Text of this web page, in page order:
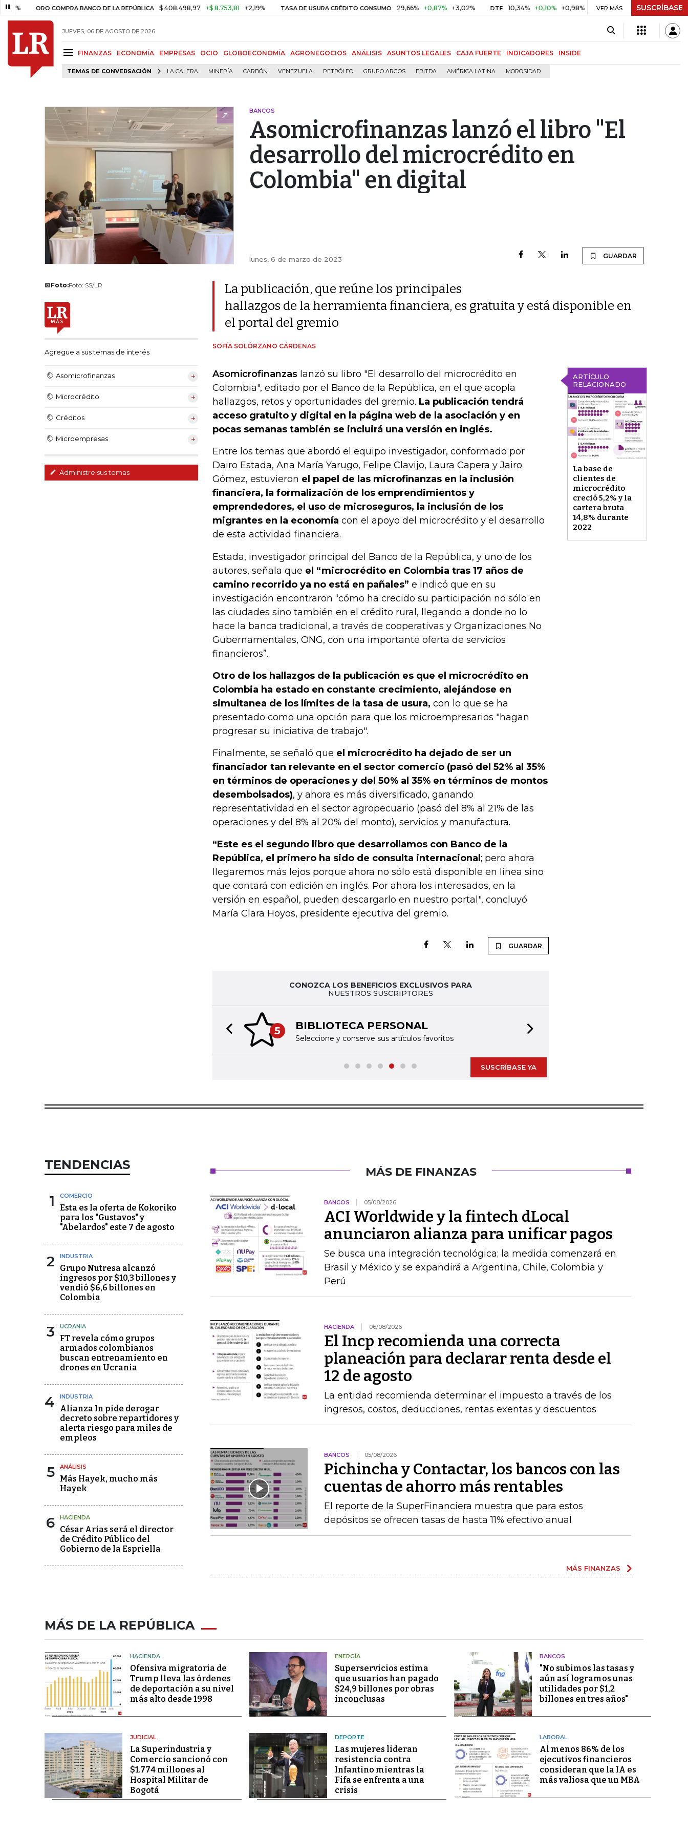
ORO COMPRA BANCO DE LA REPÚBLICA $ 408.498,97 +$ 8.753,81 +2,19% TASA DE USURA CRÉDITO CONSUMO 29,66% +0,87% +3,02% DTF 10,34% +0,10% +0,98% UVR $ 416,91 +$ 0,05 +0,01%
VER MÁS SUSCRÍBASE
JUEVES, 06 DE AGOSTO DE 2026
FINANZAS ECONOMÍA EMPRESAS OCIO GLOBOECONOMÍA AGRONEGOCIOS ANÁLISIS ASUNTOS LEGALES CAJA FUERTE INDICADORES INSIDE
TEMAS DE CONVERSACIÓN LA CALERA MINERÍA CARBÓN VENEZUELA PETRÓLEO GRUPO ARGOS EBITDA AMÉRICA LATINA MOROSIDAD
BANCOS
Asomicrofinanzas lanzó el libro "El
desarrollo del microcrédito en
Colombia" en digital
lunes, 6 de marzo de 2023 GUARDAR
Foto:Foto: SS/LR
Agregue a sus temas de interés
Asomicrofinanzas
Microcrédito
Créditos
Microempresas
Administre sus temas
La publicación, que reúne los principales
hallazgos de la herramienta financiera, es gratuita y está disponible en
el portal del gremio
SOFÍA SOLÓRZANO CÁRDENAS
ARTÍCULO
RELACIONADO
La base de
clientes de
microcrédito
creció 5,2% y la
cartera bruta
14,8% durante
2022
Asomicrofinanzas lanzó su libro "El desarrollo del microcrédito en
Colombia", editado por el Banco de la República, en el que acopla
hallazgos, retos y oportunidades del gremio. La publicación tendrá
acceso gratuito y digital en la página web de la asociación y en
pocas semanas también se incluirá una versión en inglés.
Entre los temas que abordó el equipo investigador, conformado por
Dairo Estada, Ana María Yarugo, Felipe Clavijo, Laura Capera y Jairo
Gómez, estuvieron el papel de las microfinanzas en la inclusión
financiera, la formalización de los emprendimientos y
emprendedores, el uso de microseguros, la inclusión de los
migrantes en la economía con el apoyo del microcrédito y el desarrollo
de esta actividad financiera.
Estada, investigador principal del Banco de la República, y uno de los
autores, señala que el “microcrédito en Colombia tras 17 años de
camino recorrido ya no está en pañales” e indicó que en su
investigación encontraron “cómo ha crecido su participación no sólo en
las ciudades sino también en el crédito rural, llegando a donde no lo
hace la banca tradicional, a través de cooperativas y Organizaciones No
Gubernamentales, ONG, con una importante oferta de servicios
financieros”.
Otro de los hallazgos de la publicación es que el microcrédito en
Colombia ha estado en constante crecimiento, alejándose en
simultanea de los límites de la tasa de usura, con lo que se ha
presentado como una opción para que los microempresarios "hagan
progresar su iniciativa de trabajo".
Finalmente, se señaló que el microcrédito ha dejado de ser un
financiador tan relevante en el sector comercio (pasó del 52% al 35%
en términos de operaciones y del 50% al 35% en términos de montos
desembolsados), y ahora es más diversificado, ganando
representatividad en el sector agropecuario (pasó del 8% al 21% de las
operaciones y del 8% al 20% del monto), servicios y manufactura.
“Este es el segundo libro que desarrollamos con Banco de la
República, el primero ha sido de consulta internacional ; pero ahora
llegaremos más lejos porque ahora no sólo está disponible en línea sino
que contará con edición en inglés. Por ahora los interesados, en la
versión en español, pueden descargarlo en nuestro portal", concluyó
María Clara Hoyos, presidente ejecutiva del gremio.
GUARDAR
CONOZCA LOS BENEFICIOS EXCLUSIVOS PARA
NUESTROS SUSCRIPTORES
5 BIBLIOTECA PERSONAL
Seleccione y conserve sus artículos favoritos
Previous slide
SUSCRÍBASE YA
TENDENCIAS
1 COMERCIO
Esta es la oferta de Kokoriko
para los "Gustavos" y
"Abelardos" este 7 de agosto
2 INDUSTRIA
Grupo Nutresa alcanzó
ingresos por $10,3 billones y
vendió $6,6 billones en
Colombia
3 UCRANIA
FT revela cómo grupos
armados colombianos
buscan entrenamiento en
drones en Ucrania
4 INDUSTRIA
Alianza In pide derogar
decreto sobre repartidores y
alerta riesgo para miles de
empleos
5 ANÁLISIS
Más Hayek, mucho más
Hayek
6 HACIENDA
César Arias será el director
de Crédito Público del
Gobierno de la Espriella
MÁS DE FINANZAS
BANCOS 05/08/2026
ACI Worldwide y la fintech dLocal
anunciaron alianza para unificar pagos
Se busca una integración tecnológica; la medida comenzará en
Brasil y México y se expandirá a Argentina, Chile, Colombia y
Perú
HACIENDA 06/08/2026
El Incp recomienda una correcta
planeación para declarar renta desde el
12 de agosto
La entidad recomienda determinar el impuesto a través de los
ingresos, costos, deducciones, rentas exentas y descuentos
BANCOS 05/08/2026
Pichincha y Contactar, los bancos con las
cuentas de ahorro más rentables
El reporte de la SuperFinanciera muestra que para estos
depósitos se ofrecen tasas de hasta 11% efectivo anual
MÁS FINANZAS
MÁS DE LA REPÚBLICA
HACIENDA
Ofensiva migratoria de
Trump lleva las órdenes
de deportación a su nivel
más alto desde 1998
ENERGÍA
Superservicios estima
que usuarios han pagado
$24,9 billones por obras
inconclusas
BANCOS
"No subimos las tasas y
aún así logramos unas
utilidades por $1,2
billones en tres años"
JUDICIAL
La Superindustria y
Comercio sancionó con
$1.774 millones al
Hospital Militar de
Bogotá
DEPORTE
Las mujeres lideran
resistencia contra
Infantino mientras la
Fifa se enfrenta a una
crisis
LABORAL
Al menos 86% de los
ejecutivos financieros
consideran que la IA es
más valiosa que un MBA